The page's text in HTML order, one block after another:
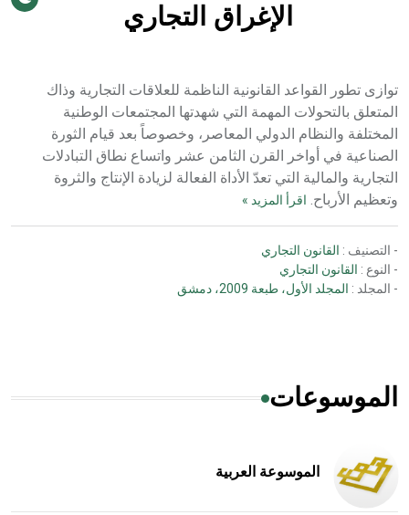
الأستاذ إياد خالد الطباع مدير عام لهيئة الموسوعة العربية
الإغراق التجاري
توازى تطور القواعد القانونية الناظمة للعلاقات التجارية وذاك
المتعلق بالتحولات المهمة التي شهدتها المجتمعات الوطنية
المختلفة والنظام الدولي المعاصر، وخصوصاً بعد قيام الثورة
الصناعية في أواخر القرن الثامن عشر واتساع نطاق التبادلات
التجارية والمالية التي تعدّ الأداة الفعالة لزيادة الإنتاج والثروة
وتعظيم الأرباح. اقرأ المزيد »
- التصنيف : القانون التجاري
- النوع : القانون التجاري
- المجلد : المجلد الأول، طبعة 2009، دمشق
الموسوعات
الموسوعة العربية